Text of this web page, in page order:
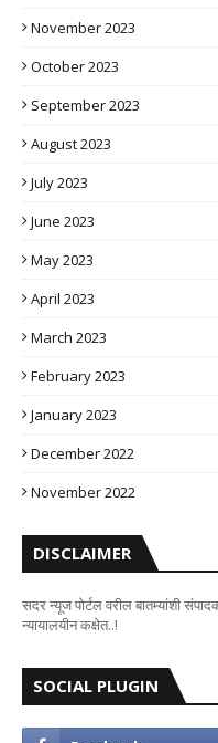
November 2023
October 2023
September 2023
August 2023
July 2023
June 2023
May 2023
April 2023
March 2023
February 2023
January 2023
December 2022
November 2022
DISCLAIMER
सदर न्यूज पोर्टल वरील बातम्यांशी
न्यायालयीन कक्षेत..!
SOCIAL PLUGIN